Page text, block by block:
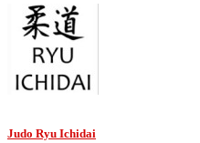
Judo Ryu Ichidai